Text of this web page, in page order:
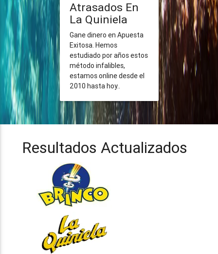
Atrasados En
La Quiniela
Gane dinero en Apuesta
Exitosa. Hemos
estudiado por años estos
método infalibles,
estamos online desde el
2010 hasta hoy..
Resultados Actualizados